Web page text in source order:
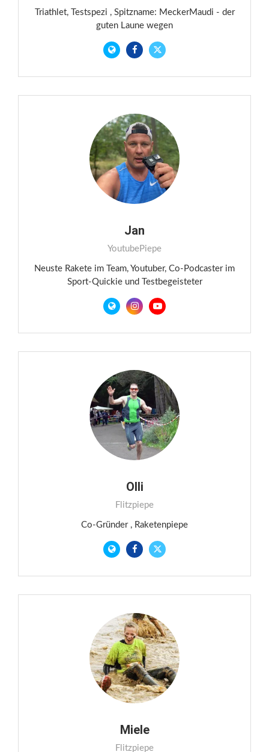
Triathlet, Testspezi , Spitzname: MeckerMaudi - der
guten Laune wegen
Jan
YoutubePiepe
Neuste Rakete im Team, Youtuber, Co-Podcaster im
Sport-Quickie und Testbegeisteter
Olli
Flitzpiepe
Co-Gründer , Raketenpiepe
Miele
Flitzpiepe